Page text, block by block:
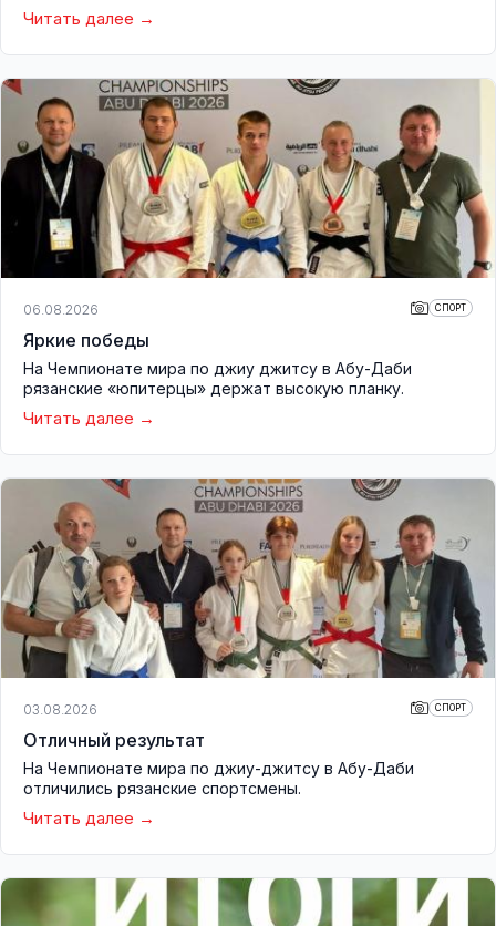
Читать далее
06.08.2026 СПОРТ
Яркие победы
На Чемпионате мира по джиу джитсу в Абу-Даби
рязанские «юпитерцы» держат высокую планку.
Читать далее
03.08.2026 СПОРТ
Отличный результат
На Чемпионате мира по джиу-джитсу в Абу-Даби
отличились рязанские спортсмены.
Читать далее